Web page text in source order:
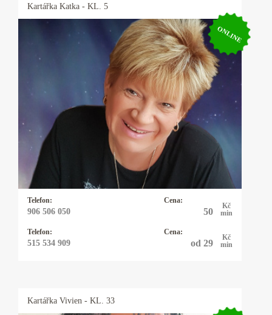
Kartářka Katka - KL. 5
ONLINE
Telefon:
906 506 050
Cena:
50
Kč
min
Telefon:
515 534 909
Cena:
od 29
Kč
min
Kartářka Katka
25 let praxe s výkladem z cikánských a
andělských karet. Pomohu Vám s rozhodnutím
v lásce, práci, financemi a ve všem, na co se mě
zeptá. Někdy přiberu i kyvadlo.
Kartářka Vivien - KL. 33